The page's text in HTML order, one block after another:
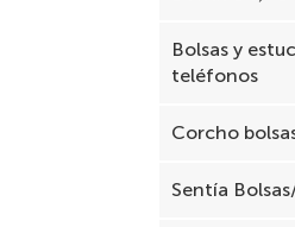
Bolsas y
teléfonos
Corcho
Sentía